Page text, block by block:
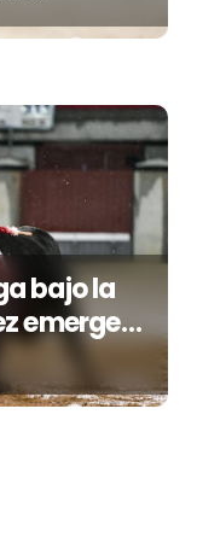
bajo la
emerge